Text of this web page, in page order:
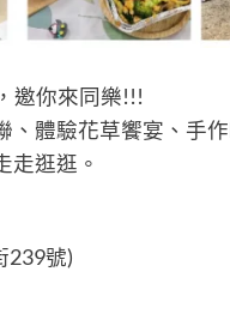
邀你來同樂!!!
體驗花草饗宴、手
走逛逛。
239號)